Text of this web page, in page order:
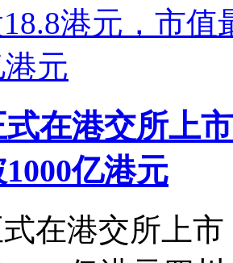
在港交所上
亿港元
在港交所上